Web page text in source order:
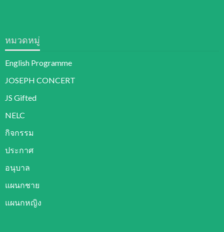
หมวดหมู่
English Programme
JOSEPH CONCERT
JS Gifted
NELC
กิจกรรม
ประกาศ
อนุบาล
แผนกชาย
แผนกหญิง